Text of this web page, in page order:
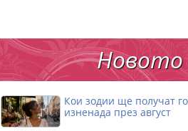
Новото
Кои зодии ще получат
изненада през август